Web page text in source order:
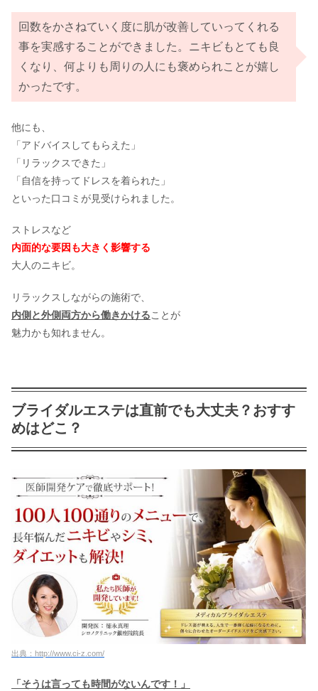
回数をかさねていく度に肌が改善していってくれる
事を実感することができました。ニキビもとても良
くなり、何よりも周りの人にも褒められことが嬉し
かったです。
他にも、
「アドバイスしてもらえた」
「リラックスできた」
「自信を持ってドレスを着られた」
といった口コミが見受けられました。
ストレスなど
内面的な要因も大きく影響する
大人のニキビ。
リラックスしながらの施術で、
内側と外側両方から働きかけることが
魅力かも知れません。
ブライダルエステは直前でも大丈夫？おすす
めはどこ？
出典：http://www.ci-z.com/
「そうは言っても時間がないんです！」